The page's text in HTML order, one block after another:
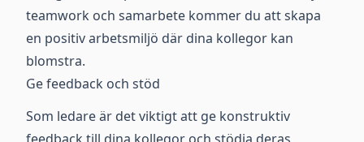
teamwork och samarbete kommer du att skapa
en positiv arbetsmiljö där dina kollegor kan
blomstra.
Ge feedback och stöd
Som ledare är det viktigt att ge konstruktiv